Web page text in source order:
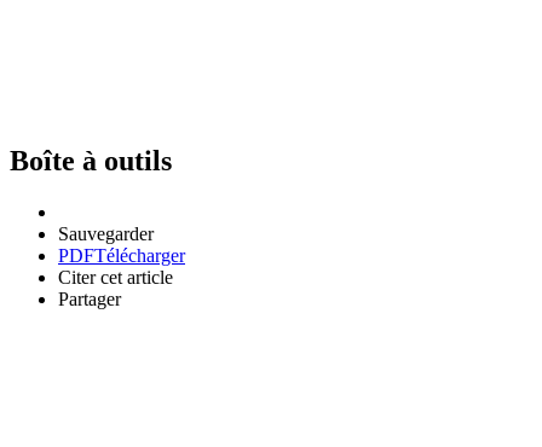
Boîte à outils
Sauvegarder
PDFTélécharger
Citer cet article
Partager